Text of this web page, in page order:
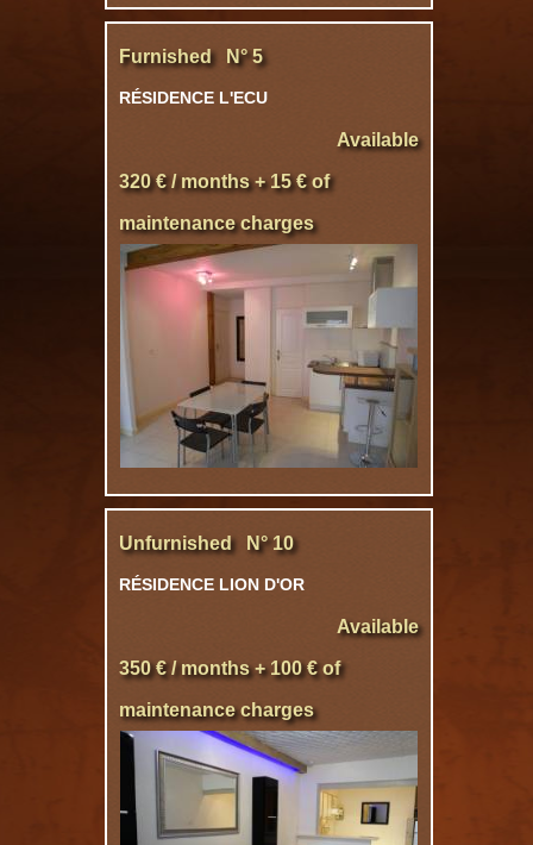
Furnished N° 5
RÉSIDENCE L'ECU
Available
320 € / months + 15 € of
maintenance charges
Unfurnished N° 10
RÉSIDENCE LION D'OR
Available
350 € / months + 100 € of
maintenance charges